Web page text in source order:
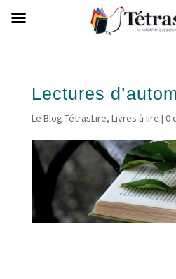
Lectures
Le Blog TétrasLire, Livres à lire | 0